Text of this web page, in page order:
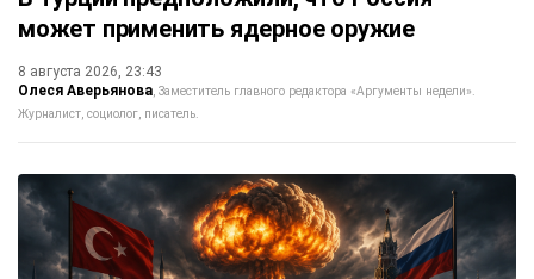
может применить ядерное оружие
8 августа 2026, 23:43
Олеся Аверьянова Заместитель главного редактора «Аргументы недели».
Журналист, социолог, писатель.